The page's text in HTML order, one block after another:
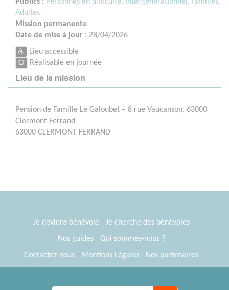
Adultes
Mission permanente
Date de mise à jour : 28/04/2026
Lieu accessible
Réalisable en journée
Lieu de la mission
Pension de Famille Le Galoubet – 8 rue Vaucanson, 63000
Clermont-Ferrand
63000 CLERMONT FERRAND
Je deviens bénévole
Je cherche des bénévoles
Nos guides
Qui sommes-nous ?
Contactez-nous
Mentions Légales
Nos partenaires
® Tous Bénévoles 2012-2026
Webkast